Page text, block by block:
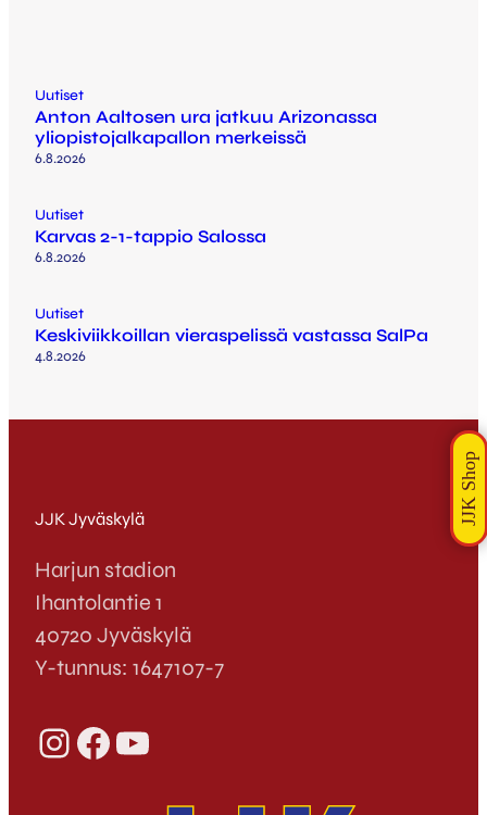
Uutiset
Anton Aaltosen ura jatkuu Arizonassa
yliopistojalkapallon merkeissä
6.8.2026
Uutiset
Karvas 2-1-tappio Salossa
6.8.2026
Uutiset
Keskiviikkoillan vieraspelissä vastassa SalPa
4.8.2026
JJK Jyväskylä
Harjun stadion
Ihantolantie 1
40720 Jyväskylä
Y-tunnus: 1647107-7
InstagramFacebook YouTube